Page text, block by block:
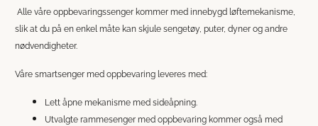
Alle våre oppbevaringssenger kommer med innebygd løftemekanisme,
slik at du på en enkel måte kan skjule sengetøy, puter, dyner og andre
nødvendigheter.
Våre smartsenger med oppbevaring leveres med:
Lett åpne mekanisme med sideåpning.
Utvalgte rammesenger med oppbevaring kommer også med